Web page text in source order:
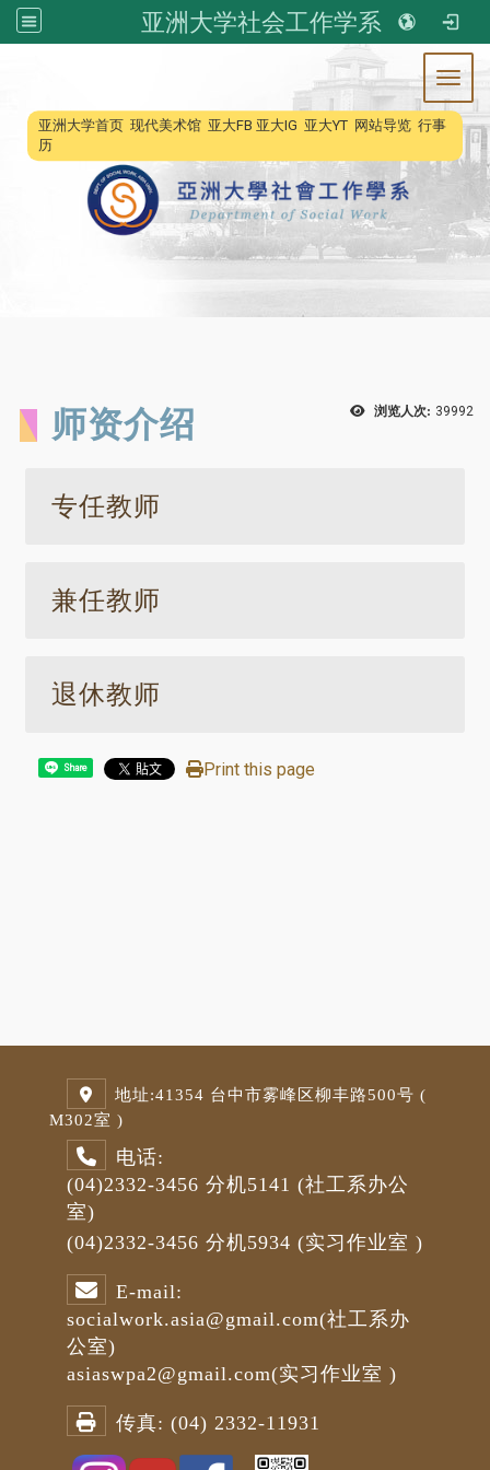
亚洲大学社会工作学系
::: 亚洲大学首页 现代美术馆 亚大FB 亚大IG 亚大YT 网站导览 行事
历
浏览人次: 39992
师资介绍
专任教师
兼任教师
退休教师
Share Print this page
地址:41354 台中市雾峰区柳丰路500号 (
M302室 )
电话:
(04)2332-3456 分机5141 (社工系办公
室)
(04)2332-3456 分机5934 (实习作业室 )
E-mail:
socialwork.asia@gmail.com(社工系办
公室)
asiaswpa2@gmail.com(实习作业室 )
传真: (04) 2332-11931